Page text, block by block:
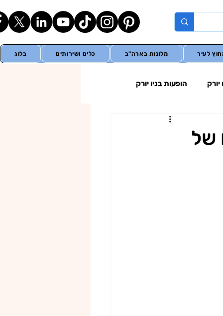
בלוג כלים ושירותים מלונות בארה"ב לעיר
הופעות בניו יורק
של